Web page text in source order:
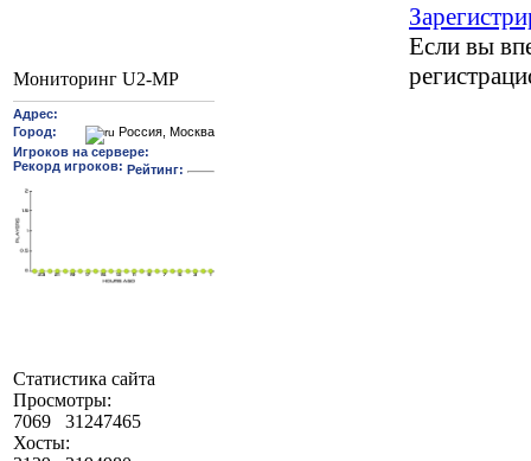
Мониторинг U2-MP
Статистика сайта
Просмотры:
7069
31247465
Хосты:
Если вы